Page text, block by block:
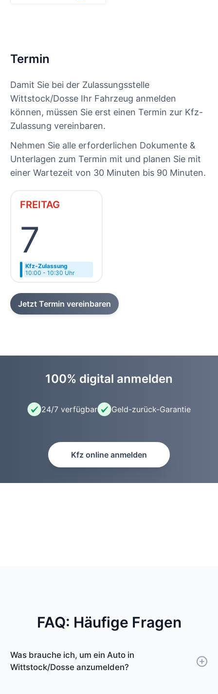
Termin
Damit Sie bei der Zulassungsstelle
Wittstock/Dosse Ihr Fahrzeug anmelden
können, müssen Sie erst einen Termin zur Kfz-
Zulassung vereinbaren.
Nehmen Sie alle erforderlichen Dokumente &
Unterlagen zum Termin mit und planen Sie mit
einer Wartezeit von 30 Minuten bis 90 Minuten.
FREITAG
7
Kfz-Zulassung
10:00 - 10:30 Uhr
Jetzt Termin vereinbaren
100% digital anmelden
24/7 verfügbar Geld-zurück-Garantie
Kfz online anmelden
FAQ: Häufige Fragen
Was brauche ich, um ein Auto in
Wittstock/Dosse anzumelden?